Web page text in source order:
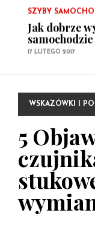
SZYBY
Jak dobrze
17 LUTEGO 2017
17 LUTEGO 2017
warunkach
17 LUTEGO 2017
WSKAZÓWKI I
5